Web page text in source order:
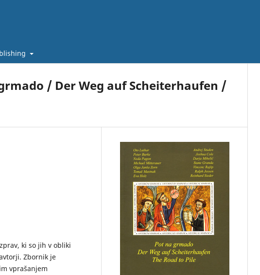
/ Der Weg auf Scheiterhaufen /
ki so jih v obliki
Zbornik je
vprašanjem